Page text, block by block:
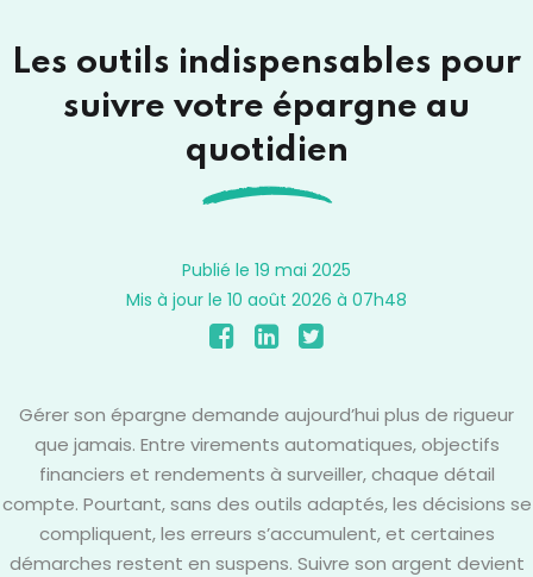
Les outils indispensables pour
suivre votre épargne au
quotidien
Publié le 19 mai 2025
Mis à jour le 10 août 2026 à 07h48
Gérer son épargne demande aujourd’hui plus de rigueur
que jamais. Entre virements automatiques, objectifs
financiers et rendements à surveiller, chaque détail
compte. Pourtant, sans des outils adaptés, les décisions se
compliquent, les erreurs s’accumulent, et certaines
démarches restent en suspens. Suivre son argent devient